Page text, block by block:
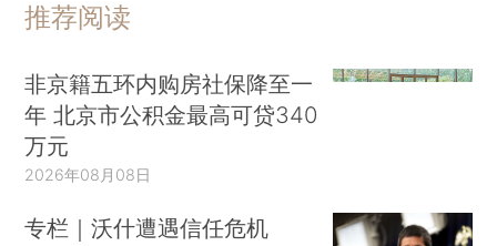
推荐阅读
非京籍五环内购房社保降至一
年 北京市公积金最高可贷340
万元
2026年08月08日
专栏｜沃什遭遇信任危机